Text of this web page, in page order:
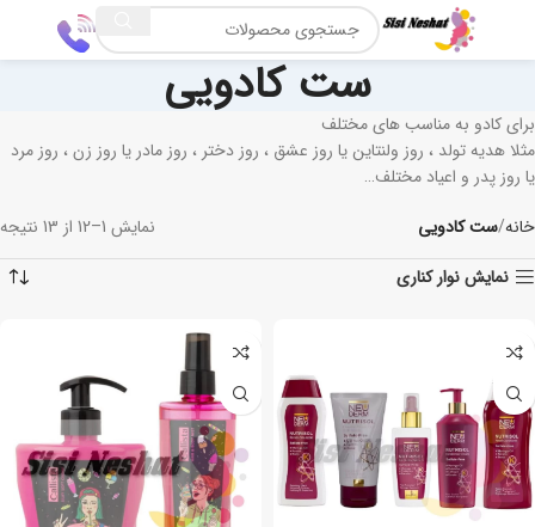
ست کادویی
برای کادو به مناسب های مختلف
مثلا هدیه تولد ، روز ولنتاین یا روز عشق ، روز دختر ، روز مادر یا روز زن ، روز مرد
یا روز پدر و اعیاد مختلف…
خانه ست کادویی
نمایش 1–12 از 13 نتیجه
نمایش نوار کناری